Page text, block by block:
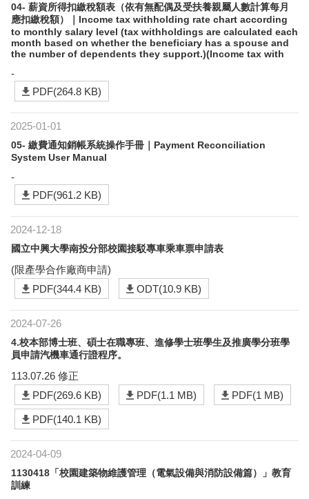
04- 薪資所得扣繳稅額表（依有無配偶及受扶養親屬人數計算每月
應扣繳稅額）｜Income tax withholding rate chart according
to monthly salary level (tax withholdings are calculated each
month based on whether the beneficiary has a spouse and
the number of dependents they support.)(Income tax with
-
PDF(264.8 KB)
2025-01-01
05- 繳費通知銷帳系統操作手冊｜Payment Reconciliation
System User Manual
-
PDF(961.2 KB)
2024-12-18
國立中興大學南投分部校園接駁專車乘車票申請表
(限產學合作廠商申請)
PDF(344.4 KB)
ODT(10.9 KB)
2024-07-26
4.校本部博士班、碩士在職專班、進修學士班學生及推廣學分班學
員申請汽機車通行證程序。
113.07.26 修正
PDF(269.6 KB)
PDF(1.1 MB) PDF(1 MB)
PDF(140.1 KB)
2024-04-09
1130418「校園建築物維護管理（電氣設備與消防設備篇）」教育
訓練